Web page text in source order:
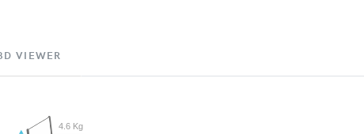
VIEWER
4.6 Kg